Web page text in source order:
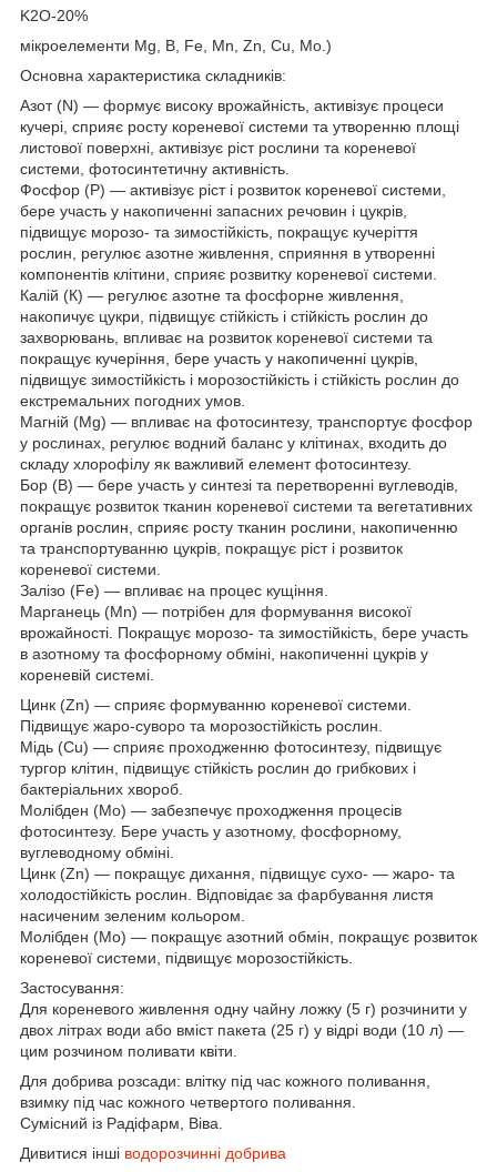
K2O-20%
мікроелементи Mg, B, Fe, Mn, Zn, Cu, Mo.)
Основна характеристика складників:
Азот (N) — формує високу врожайність, активізує процеси
кучері, сприяє росту кореневої системи та утворенню площі
листової поверхні, активізує ріст рослини та кореневої
системи, фотосинтетичну активність.
Фосфор (Р) — активізує ріст і розвиток кореневої системи,
бере участь у накопиченні запасних речовин і цукрів,
підвищує морозо- та зимостійкість, покращує кучеріття
рослин, регулює азотне живлення, сприяння в утворенні
компонентів клітини, сприяє розвитку кореневої системи.
Калій (К) — регулює азотне та фосфорне живлення,
накопичує цукри, підвищує стійкість і стійкість рослин до
захворювань, впливає на розвиток кореневої системи та
покращує кучеріння, бере участь у накопиченні цукрів,
підвищує зимостійкість і морозостійкість і стійкість рослин до
екстремальних погодних умов.
Магній (Mg) — впливає на фотосинтезу, транспортує фосфор
у рослинах, регулює водний баланс у клітинах, входить до
складу хлорофілу як важливий елемент фотосинтезу.
Бор (В) — бере участь у синтезі та перетворенні вуглеводів,
покращує розвиток тканин кореневої системи та вегетативних
органів рослин, сприяє росту тканин рослини, накопиченню
та транспортуванню цукрів, покращує ріст і розвиток
кореневої системи.
Залізо (Fe) — впливає на процес кущіння.
Марганець (Mn) — потрібен для формування високої
врожайності. Покращує морозо- та зимостійкість, бере участь
в азотному та фосфорному обміні, накопиченні цукрів у
кореневій системі.
Цинк (Zn) — сприяє формуванню кореневої системи.
Підвищує жаро-суворо та морозостійкість рослин.
Мідь (Сu) — сприяє проходженню фотосинтезу, підвищує
тургор клітин, підвищує стійкість рослин до грибкових і
бактеріальних хвороб.
Молібден (Мо) — забезпечує проходження процесів
фотосинтезу. Бере участь у азотному, фосфорному,
вуглеводному обміні.
Цинк (Zn) — покращує дихання, підвищує сухо- — жаро- та
холодостійкість рослин. Відповідає за фарбування листя
насиченим зеленим кольором.
Молібден (Мо) — покращує азотний обмін, покращує розвиток
кореневої системи, підвищує морозостійкість.
Застосування:
Для кореневого живлення одну чайну ложку (5 г) розчинити у
двох літрах води або вміст пакета (25 г) у відрі води (10 л) —
цим розчином поливати квіти.
Для добрива розсади: влітку під час кожного поливання,
взимку під час кожного четвертого поливання.
Сумісний із Радіфарм, Віва.
Дивитися інші водорозчинні добрива